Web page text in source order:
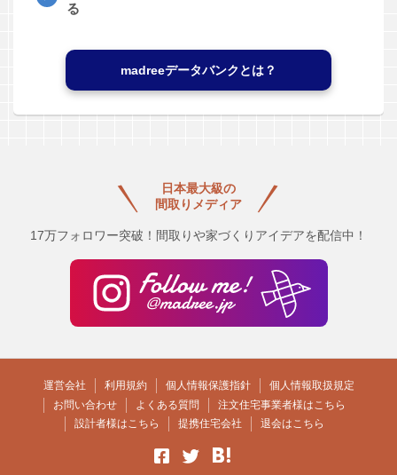
る
madreeデータバンクとは？
日本最大級の
間取りメディア
17万フォロワー突破！間取りや家づくりアイデアを配信中！
運営会社 利用規約 個人情報保護指針
個人情報取扱規定
お問い合わせ
よくある質問
注文住宅事業者様はこちら
設計者様はこちら
提携住宅会社 退会はこちら